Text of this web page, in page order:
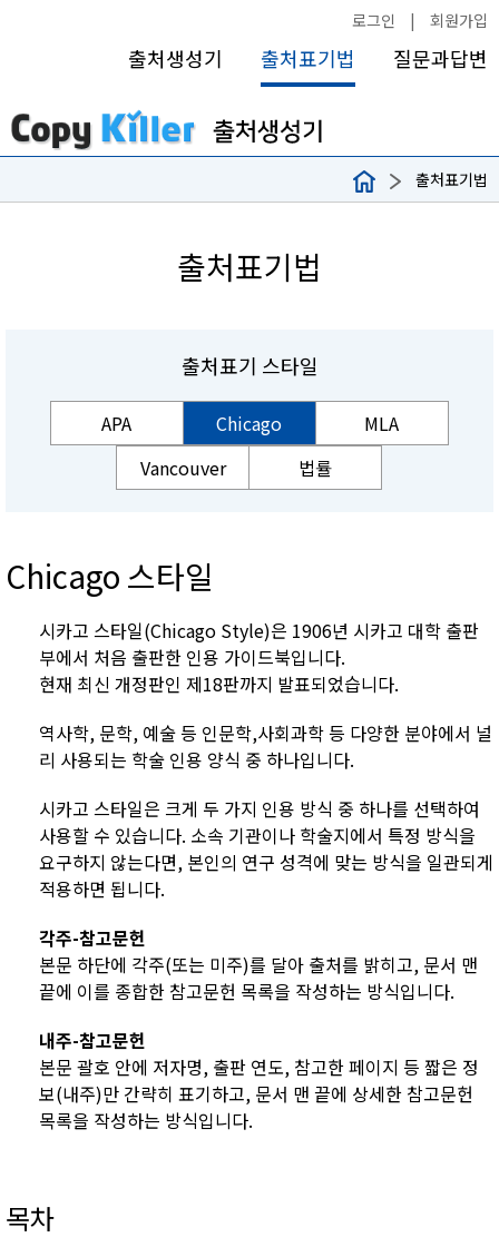
로그인 | 회원가입
출처생성기 출처표기법 질문과답변
출처표기법
출처표기법
출처표기 스타일
APA Chicago
MLA
Vancouver
법률
Chicago 스타일
시카고 스타일(Chicago Style)은 1906년 시카고 대학 출판
부에서 처음 출판한 인용 가이드북입니다.
현재 최신 개정판인 제18판까지 발표되었습니다.
역사학, 문학, 예술 등 인문학,사회과학 등 다양한 분야에서 널
리 사용되는 학술 인용 양식 중 하나입니다.
시카고 스타일은 크게 두 가지 인용 방식 중 하나를 선택하여
사용할 수 있습니다. 소속 기관이나 학술지에서 특정 방식을
요구하지 않는다면, 본인의 연구 성격에 맞는 방식을 일관되게
적용하면 됩니다.
각주-참고문헌
본문 하단에 각주(또는 미주)를 달아 출처를 밝히고, 문서 맨
끝에 이를 종합한 참고문헌 목록을 작성하는 방식입니다.
내주-참고문헌
본문 괄호 안에 저자명, 출판 연도, 참고한 페이지 등 짧은 정
보(내주)만 간략히 표기하고, 문서 맨 끝에 상세한 참고문헌
목록을 작성하는 방식입니다.
목차